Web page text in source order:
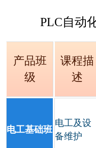
PLC自动
产品班
级
课程描
述
电工基础班
电工及设
备维护